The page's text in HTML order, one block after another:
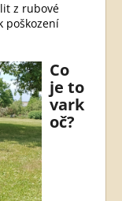
z rubové
poškození
Co
je to
vark
oč?